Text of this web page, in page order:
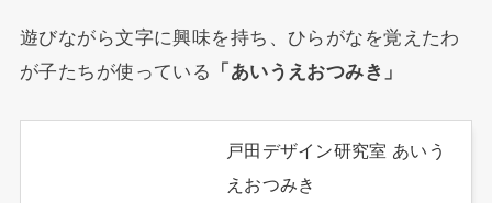
遊びながら文字に興味を持ち、ひらがなを覚えたわ
が子たちが使っている 「あいうえおつみき」
戸田デザイン研究室 あいう
えおつみき